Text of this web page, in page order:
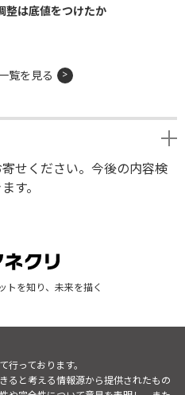
整は底値をつけたか
覧を見る
せください。今後の内容検
す。
トを知り、未来を描く
っております。
ると考える情報源から提供されたもの